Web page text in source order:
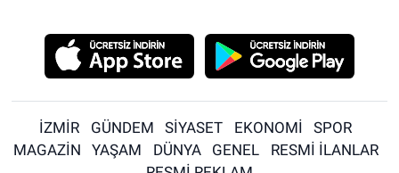
İZMİR GÜNDEM SİYASET EKONOMİ
SPOR
MAGAZİN
YAŞAM DÜNYA GENEL
RESMİ İLANLAR